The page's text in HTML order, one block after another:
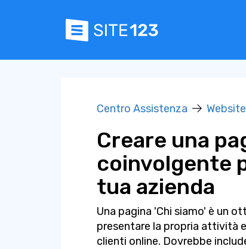
Centro Assistenza
Creare una
coinvolgente
tua azienda
Una pagina 'Chi siamo' è un
presentare la propria attività
clienti online. Dovrebbe